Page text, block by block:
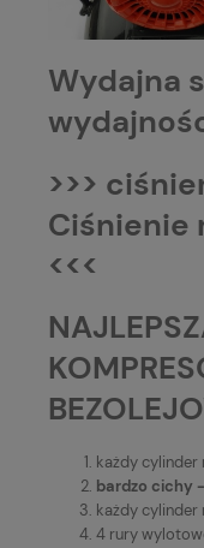
Wydajna
>>>
Ciśnienie
<<<
każdy cylinder
bardzo cichy
każdy cylinder
4 rury